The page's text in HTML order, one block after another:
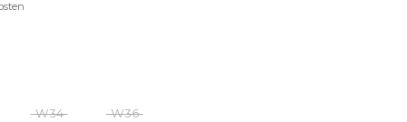
W34 W36